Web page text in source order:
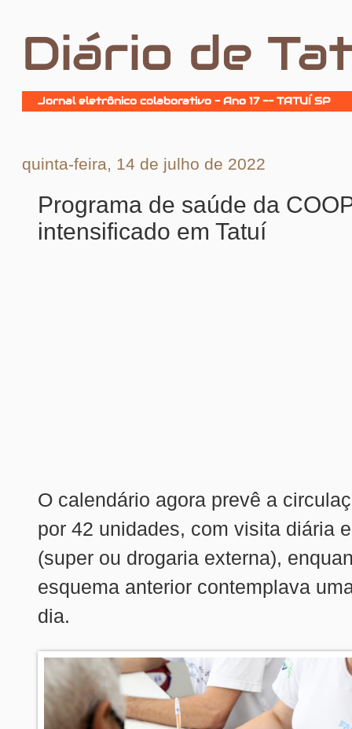
Diário de
Jornal eletrônico colaborativo - Ano 17 -- TATUÍ SP
quinta-feira, 14 de julho de 2022
Programa de saúde da
intensificado em Tatuí
O calendário agora prevê a
por 42 unidades, com visita diária
(super ou drogaria externa),
esquema anterior contemplava
dia.